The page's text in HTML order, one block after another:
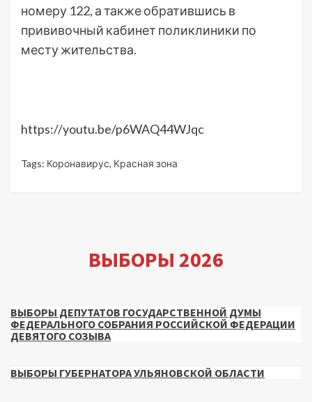
номеру 122, а также обратившись в
прививочный кабинет поликлиники по
месту жительства.
https://youtu.be/p6WAQ44WJqc
Tags: Коронавирус, Красная зона
ВЫБОРЫ 2026
ВЫБОРЫ ДЕПУТАТОВ ГОСУДАРСТВЕННОЙ ДУМЫ
ФЕДЕРАЛЬНОГО СОБРАНИЯ РОССИЙСКОЙ ФЕДЕРАЦИИ
ДЕВЯТОГО СОЗЫВА
ВЫБОРЫ ГУБЕРНАТОРА УЛЬЯНОВСКОЙ ОБЛАСТИ